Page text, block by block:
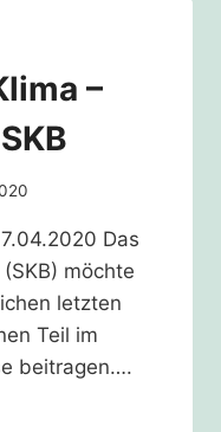
–
Das
möchte
letzten
Teil im
beitragen….